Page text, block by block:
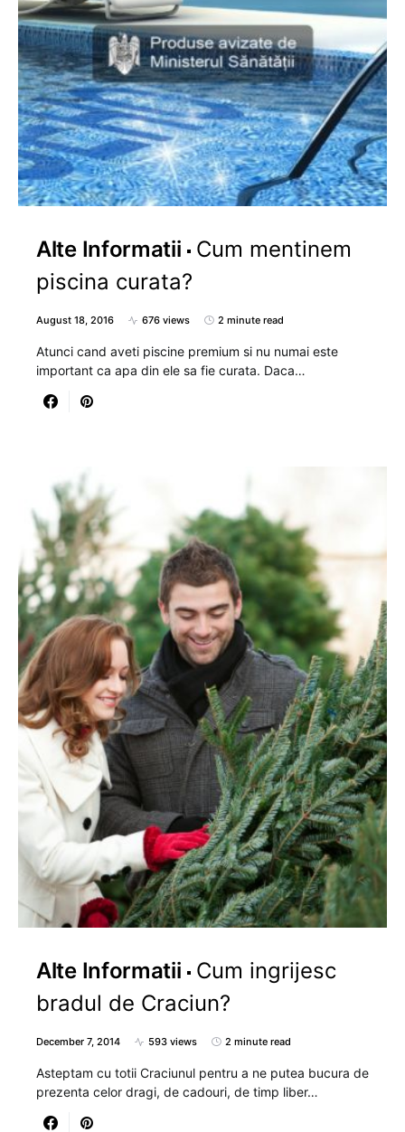
Alte Informatii
Cum mentinem
piscina curata?
August 18, 2016 676 views 2 minute read
Atunci cand aveti piscine premium si nu numai este
important ca apa din ele sa fie curata. Daca…
Alte Informatii
Cum ingrijesc
bradul de Craciun?
December 7, 2014 593 views 2 minute read
Asteptam cu totii Craciunul pentru a ne putea bucura de
prezenta celor dragi, de cadouri, de timp liber…